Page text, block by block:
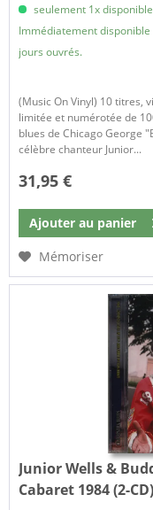
seulement 1x
Immédiatement
jours ouvrés.
(Music On Vinyl) 10 titres,
limitée et numérotée de
blues de Chicago George
célèbre chanteur Junior...
31,95 €
Ajouter au panier
Mémoriser
Junior Wells &
Cabaret 1984 (2-CD)